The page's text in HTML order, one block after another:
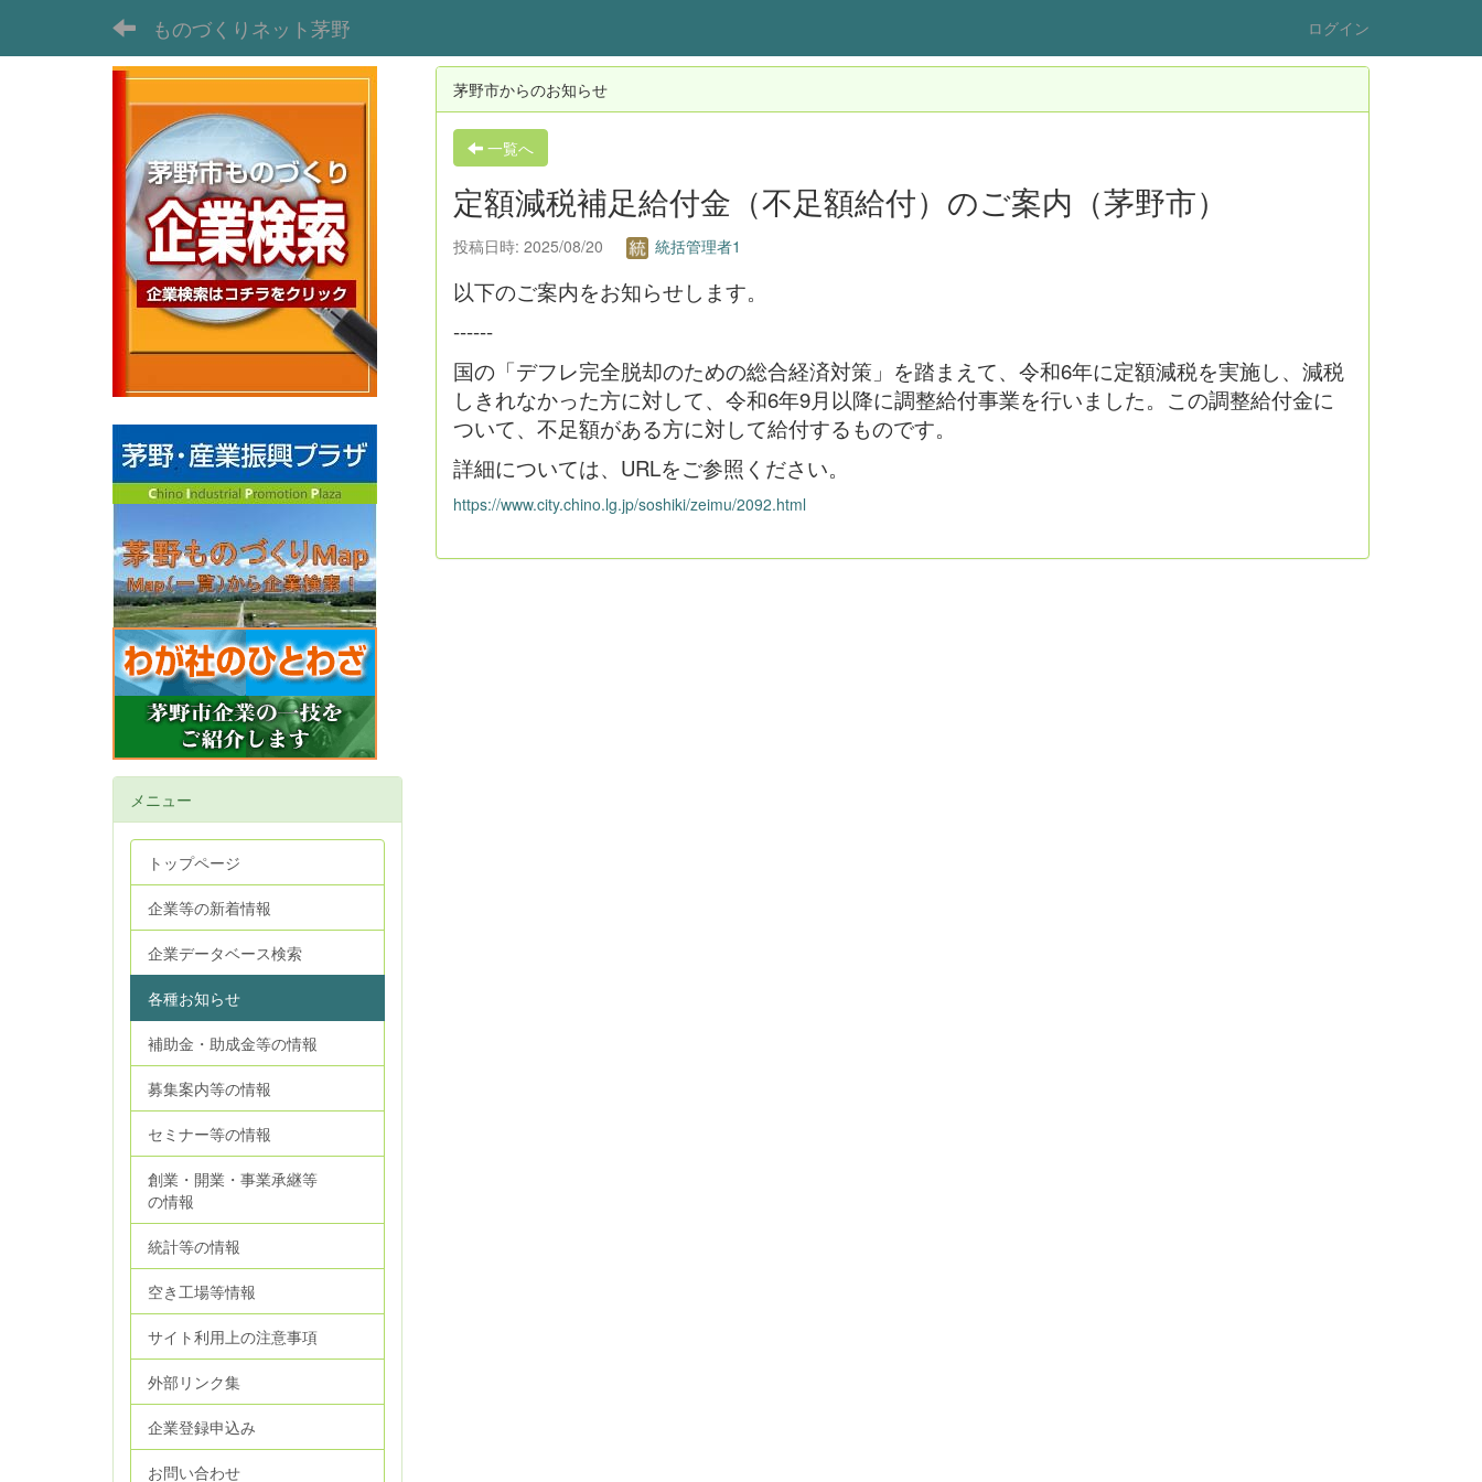
ものづくりネット茅野 ログイン
茅野市からのお知らせ
一覧へ
定額減税補足給付金（不足額給付）のご案内（茅野市）
投稿日時: 2025/08/20 統括管理者1
以下のご案内をお知らせします。
------
国の「デフレ完全脱却のための総合経済対策」を踏まえて、令和6年に定額減税を実施し、減税
しきれなかった方に対して、令和6年9月以降に調整給付事業を行いました。この調整給付金に
ついて、不足額がある方に対して給付するものです。
詳細については、URLをご参照ください。
https://www.city.chino.lg.jp/soshiki/zeimu/2092.html
メニュー
トップページ
企業等の新着情報
企業データベース検索
各種お知らせ
補助金・助成金等の情報
募集案内等の情報
セミナー等の情報
創業・開業・事業承継等
の情報
統計等の情報
空き工場等情報
サイト利用上の注意事項
外部リンク集
企業登録申込み
お問い合わせ